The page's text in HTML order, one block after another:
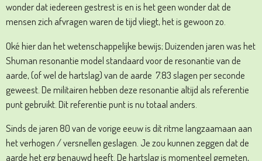
wonder dat iedereen gestrest is en is het geen wonder dat de
mensen zich afvragen waren de tijd vliegt, het is gewoon zo.
Oké hier dan het wetenschappelijke bewijs; Duizenden jaren was het
Shuman resonantie model standaard voor de resonantie van de
aarde, (of wel de hartslag) van de aarde 7.83 slagen per seconde
geweest. De militairen hebben deze resonantie altijd als referentie
punt gebruikt. Dit referentie punt is nu totaal anders.
Sinds de jaren 80 van de vorige eeuw is dit ritme langzaamaan aan
het verhogen / versnellen geslagen. Je zou kunnen zeggen dat de
aarde het erg benauwd heeft. De hartslag is momenteel gemeten,